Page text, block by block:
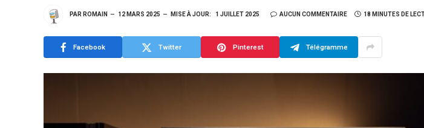
PAR ROMAIN 12 MARS 2025 MISE À JOUR: 1 JUILLET 2025 AUCUN COMMENTAIRE 18 MINUTES DE
Facebook Twitter Pinterest Télégramme